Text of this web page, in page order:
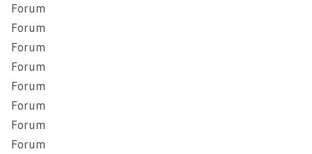
Forum
Forum
Forum
Forum
Forum
Forum
Forum
Forum